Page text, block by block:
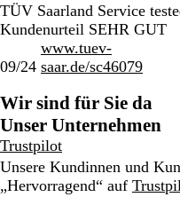
TÜV Saarland Service
Kundenurteil SEHR GUT
09/24
www.tuev-
saar.de/sc46079
Wir sind für Sie da
Unser Unternehmen
Trustpilot
Unsere Kundinnen und
„Hervorragend“ auf